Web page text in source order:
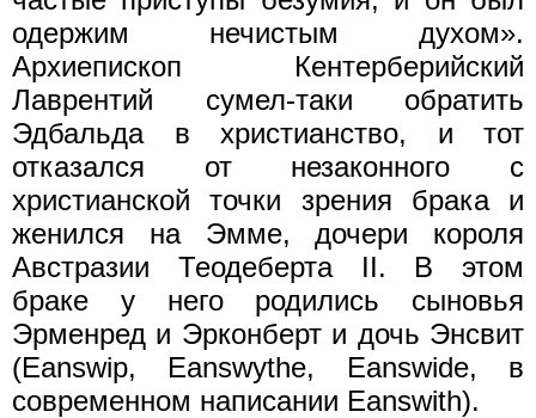
одержим нечистым духом».
Архиепископ Кентерберийский
Лаврентий сумел-таки обратить
Эдбальда в христианство, и тот
отказался от незаконного с
христианской точки зрения брака и
женился на Эмме, дочери короля
Австразии Теодеберта II. В этом
браке у него родились сыновья
Эрменред и Эрконберт и дочь Энсвит
(Eanswip, Eanswythe, Eanswide, в
современном написании Eanswith).